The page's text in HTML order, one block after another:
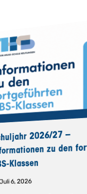
2026/27 –
zu den
Klassen
6, 2026